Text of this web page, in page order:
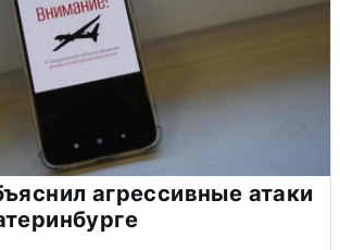
агрессивные атаки